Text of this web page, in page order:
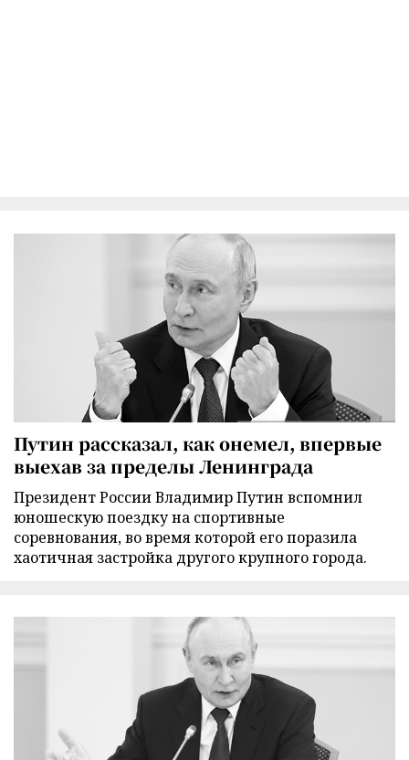
Путин рассказал, как онемел, впервые
выехав за пределы Ленинграда
Президент России Владимир Путин вспомнил
юношескую поездку на спортивные
соревнования, во время которой его поразила
хаотичная застройка другого крупного города.